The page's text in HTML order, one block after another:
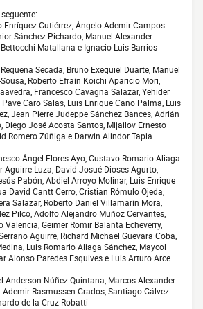
Enríquez Gutiérrez, Ángelo Ademir Campos
Sánchez Pichardo, Manuel Alexander
Matallana e Ignacio Luis Barrios
Secada, Bruno Exequiel Duarte, Manuel
Roberto Efraín Koichi Aparicio Mori,
Francesco Cavagna Salazar, Yehider
Caro Salas, Luis Enrique Cano Palma, Luis
Jean Pierre Judeppe Sánchez Bances, Adrián
Diego José Acosta Santos, Mijailov Ernesto
Romero Zúñiga e Darwin Alindor Tapia
Ángel Flores Ayo, Gustavo Romario Aliaga
Aguirre Luza, David Josué Dioses Agurto,
Pabón, Abdiel Arroyo Molinar, Luis Enrique
David Cantt Cerro, Cristian Rómulo Ojeda,
Salazar, Roberto Daniel Villamarín Mora,
Pilco, Adolfo Alejandro Muñoz Cervantes,
Valencia, Geimer Romir Balanta Echeverry,
Aguirre, Richard Michael Guevara Coba,
Luis Romario Aliaga Sánchez, Maycol
Alonso Paredes Esquives e Luis Arturo Arce
Núñez Quintana, Marcos Alexander
Rasmussen Grados, Santiago Gálvez
de la Cruz Robatti